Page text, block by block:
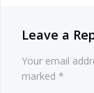
Leave a
Your email
marked *